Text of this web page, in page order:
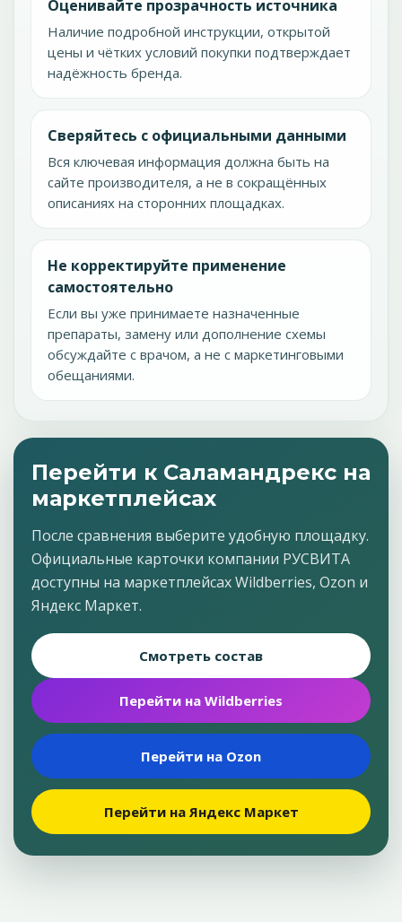
Оценивайте прозрачность источника
Наличие подробной инструкции, открытой
цены и чётких условий покупки подтверждает
надёжность бренда.
Сверяйтесь с официальными данными
Вся ключевая информация должна быть на
сайте производителя, а не в сокращённых
описаниях на сторонних площадках.
Не корректируйте применение
самостоятельно
Если вы уже принимаете назначенные
препараты, замену или дополнение схемы
обсуждайте с врачом, а не с маркетинговыми
обещаниями.
Перейти к Саламандрекс на
маркетплейсах
После сравнения выберите удобную площадку.
Официальные карточки компании РУСВИТА
доступны на маркетплейсах Wildberries, Ozon и
Яндекс Маркет.
Смотреть состав
Перейти на Wildberries
Перейти на Ozon
Перейти на Яндекс Маркет